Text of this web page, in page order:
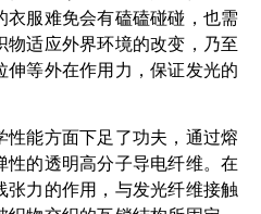
衣服难免会有磕磕碰碰，也需
物适应外界环境的改变，乃至
等外在作用力，保证发光的
性能方面下足了功夫，通过熔
的透明高分子导电纤维。在
张力的作用，与发光纤维接触